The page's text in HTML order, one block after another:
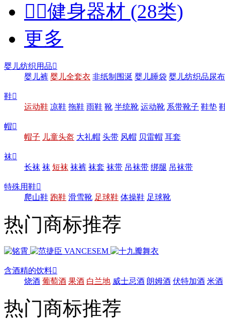
健身器材 (28类)
更多
婴儿纺织用品
婴儿裤 婴儿全套衣 非纸制围涎 婴儿睡袋 婴儿纺织品尿布
鞋
运动鞋 凉鞋 拖鞋 雨鞋 靴 半统靴 运动靴 系带靴子 鞋垫
帽
帽子 儿童头盔 大礼帽 头带 风帽 贝雷帽 耳套
袜
长袜 袜 短袜 袜裤 袜套 袜带 吊袜带 绑腿 吊袜带
特殊用鞋
爬山鞋 跑鞋 滑雪靴 足球鞋 体操鞋 足球靴
热门商标推荐
含酒精的饮料
烧酒 葡萄酒 果酒 白兰地 威士忌酒 朗姆酒 伏特加酒 米酒
热门商标推荐